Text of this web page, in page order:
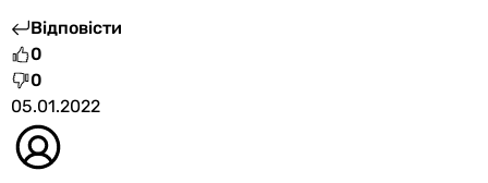
Відповісти
0
0
05.01.2022